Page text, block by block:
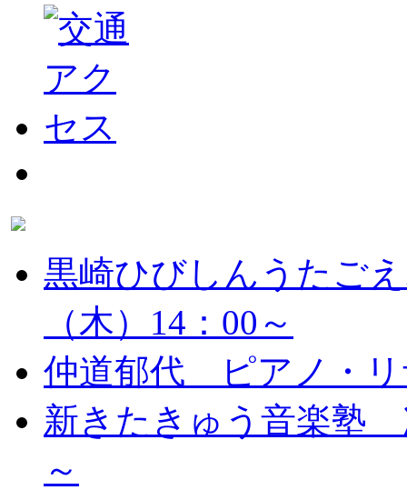
黒崎ひびしんうたご
（木）14：00～
仲道郁代 ピアノ・リ
新きたきゅう音楽塾
～